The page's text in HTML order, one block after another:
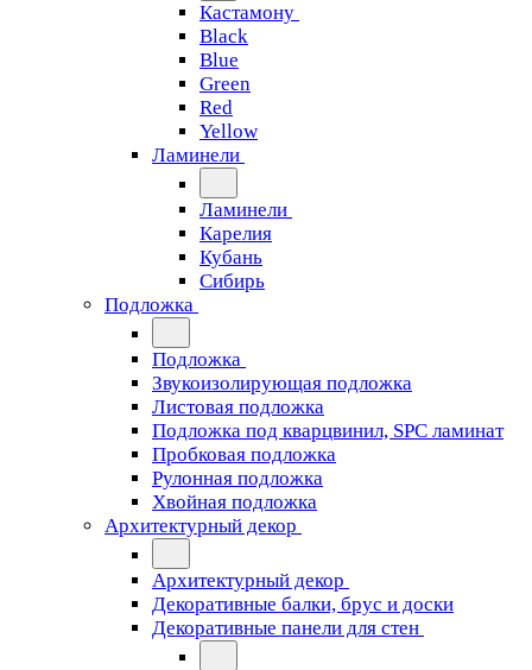
Кастамону
Black
Blue
Green
Red
Yellow
Ламинели
Ламинели
Карелия
Кубань
Сибирь
Подложка
Подложка
Звукоизолирующая подложка
Листовая подложка
Подложка под кварцвинил, SPC ламинат
Пробковая подложка
Рулонная подложка
Хвойная подложка
Архитектурный декор
Архитектурный декор
Декоративные балки, брус и доски
Декоративные панели для стен